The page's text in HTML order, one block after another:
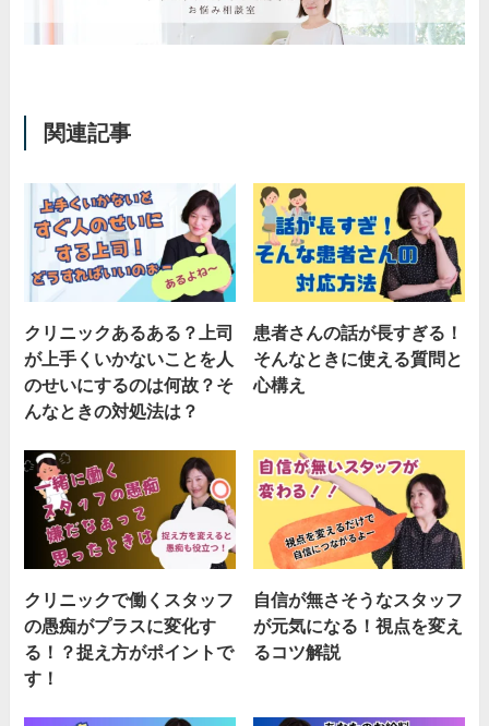
関連記事
クリニックあるある？上司
が上手くいかないことを人
のせいにするのは何故？そ
んなときの対処法は？
患者さんの話が長すぎる！
そんなときに使える質問と
心構え
クリニックで働くスタッフ
の愚痴がプラスに変化す
る！？捉え方がポイントで
す！
自信が無さそうなスタッフ
が元気になる！視点を変え
るコツ解説